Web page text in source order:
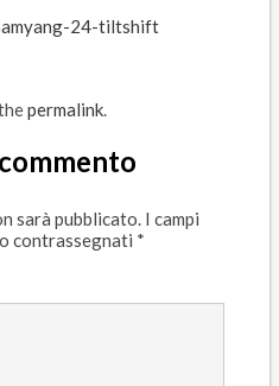
24-tiltshift
permalink.
sarà pubblicato. I campi
contrassegnati *